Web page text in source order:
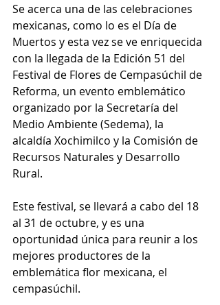
Se acerca una de las celebraciones
mexicanas, como lo es el Día de
Muertos y esta vez se ve enriquecida
con la llegada de la Edición 51 del
Festival de Flores de Cempasúchil de
Reforma, un evento emblemático
organizado por la Secretaría del
Medio Ambiente (Sedema), la
alcaldía Xochimilco y la Comisión de
Recursos Naturales y Desarrollo
Rural.
Este festival, se llevará a cabo del 18
al 31 de octubre, y es una
oportunidad única para reunir a los
mejores productores de la
emblemática flor mexicana, el
cempasúchil.